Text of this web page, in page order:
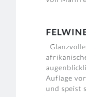
Auflage
und speist